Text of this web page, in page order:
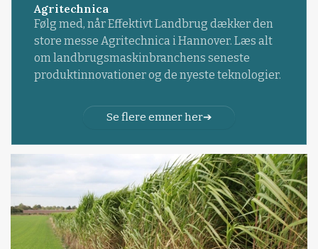
Agritechnica
Følg med, når Effektivt Landbrug dækker den
store messe Agritechnica i Hannover. Læs alt
om landbrugsmaskinbranchens seneste
produktinnovationer og de nyeste teknologier.
Se flere emner her